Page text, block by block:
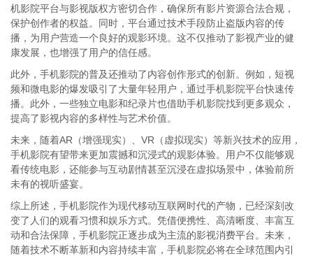
机影院平台与影视版权方密切合作，确保所有影片资源合法合规，
保护创作者的权益。同时，平台通过技术手段防止盗版内容的传
播，为用户营造一个良好的观影环境。这不仅推动了影视产业的健
康发展，也增强了用户的信任感。
此外，手机影院的普及还推动了内容创作形式的创新。例如，短视
频和微电影的爆发吸引了大量年轻用户，通过手机影院平台快速传
播。此外，一些独立电影和纪录片也借助手机影院找到更多观众，
提高了影视内容的多样性与艺术价值。
未来，随着AR（增强现实）、VR（虚拟现实）等新兴技术的应用，
手机影院有望带来更加震撼和沉浸式的观影体验。用户不仅能够观
看传统电影，还能参与互动剧情甚至沉浸在虚拟场景中，体验前所
未有的视听盛宴。
综上所述，手机影院作为现代移动互联网时代的产物，已经深刻改
变了人们的观看习惯和娱乐方式。凭借便携性、高清晰度、丰富互
动和合法保障，手机影院正逐步成为主流的影视消费平台。未来，
随着技术不断革新和内容持续丰富，手机影院必将在全球范围内引